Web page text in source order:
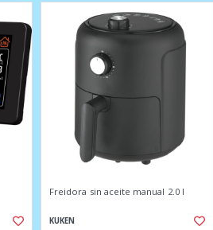
Freidora sin aceite manual 2.0 l
KUKEN